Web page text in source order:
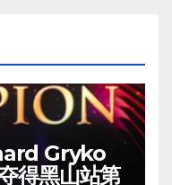
Gryko
得黑山站第